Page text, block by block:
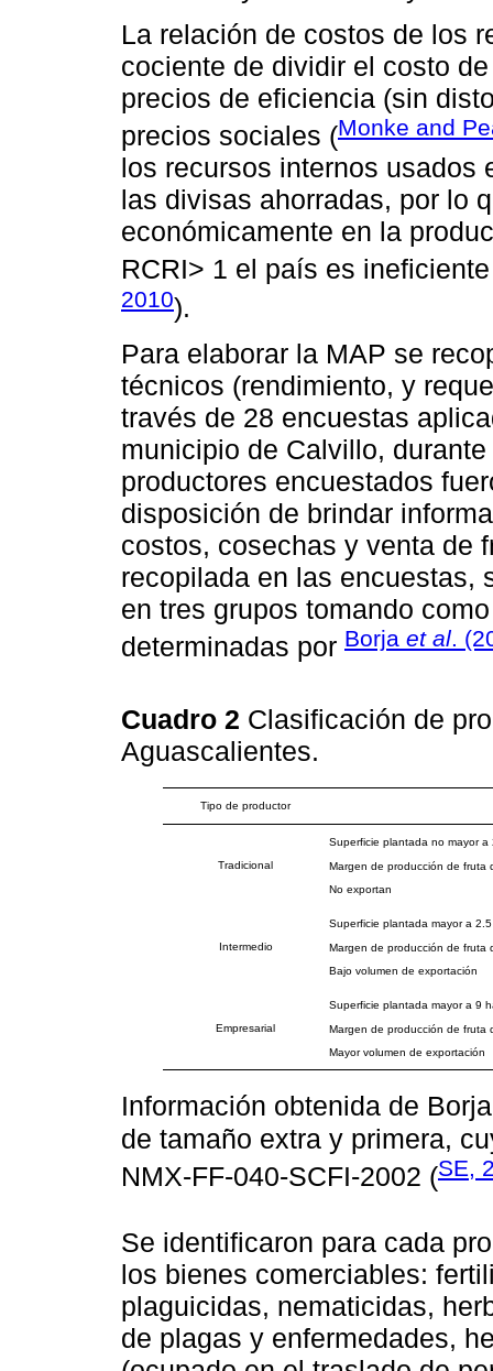
La relación de costos de los
cociente de dividir el costo
precios de eficiencia (sin
precios sociales (Monke and
los recursos internos usados
las divisas ahorradas, por lo
económicamente en la
RCRI> 1 el país es
2010).
Para elaborar la MAP se
técnicos (rendimiento, y
través de 28 encuestas
municipio de Calvillo,
productores encuestados
disposición de brindar
costos, cosechas y venta de
recopilada en las encuestas,
en tres grupos tomando
determinadas por Borja et al.
Cuadro 2 Clasificación de
Aguascalientes.
Tipo de productor
Tradicional
Superficie plantada no mayor a
Margen de producción de fruta
No exportan
Intermedio
Superficie plantada mayor a
Margen de producción de fruta
Bajo volumen de exportación
Empresarial
Superficie plantada mayor a 9
Margen de producción de fruta
Mayor volumen de exportación
Información obtenida de
de tamaño extra y primera,
NMX-FF-040-SCFI-2002 (SE,
Se identificaron para cada
los bienes comerciables:
plaguicidas, nematicidas,
de plagas y enfermedades,